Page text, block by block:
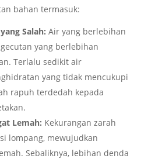
bahan termasuk:
Salah: Air yang berlebihan
yang berlebihan
Terlalu sedikit air
yang tidak mencukupi
rapuh terdedah kepada
Lemah: Kekurangan zarah
lompang, mewujudkan
Sebaliknya, lebihan denda